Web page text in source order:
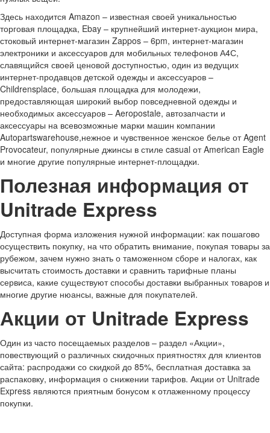
Здесь находится Amazon – известная своей уникальностью
торговая площадка, Ebay – крупнейший интернет-аукцион мира,
стоковый интернет-магазин Zappos – 6pm, интернет-магазин
электроники и аксессуаров для мобильных телефонов А4С,
славящийся своей ценовой доступностью, один из ведущих
интернет-продавцов детской одежды и аксессуаров –
Childrensplace, большая площадка для молодежи,
предоставляющая широкий выбор повседневной одежды и
необходимых аксессуаров – Aeropostale, автозапчасти и
аксессуары на всевозможные марки машин компании
Autopartswarehouse,нежное и чувственное женское белье от Agent
Provocateur, популярные джинсы в стиле casual от American Eagle
и многие другие популярные интернет-площадки.
Полезная информация от
Unitrade Express
Доступная форма изложения нужной информации: как пошагово
осуществить покупку, на что обратить внимание, покупая товары за
рубежом, зачем нужно знать о таможенном сборе и налогах, как
высчитать стоимость доставки и сравнить тарифные планы
сервиса, какие существуют способы доставки выбранных товаров и
многие другие нюансы, важные для покупателей.
Акции от Unitrade Express
Один из часто посещаемых разделов – раздел «Акции»,
повествующий о различных скидочных приятностях для клиентов
сайта: распродажи со скидкой до 85%, бесплатная доставка за
распаковку, информация о снижении тарифов. Акции от Unitrade
Express являются приятным бонусом к отлаженному процессу
покупки.